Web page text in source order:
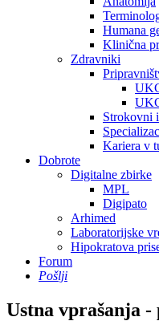
Humana
Klinična
Zdravniki
Strokovni
Kariera v
Dobrote
Digitalne zbirke
MPL
Digipato
Arhimed
Laboratorijske
Hipokratova
Forum
Pošlji
Ustna vprašanja